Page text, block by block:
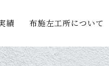
績 布施左工所について